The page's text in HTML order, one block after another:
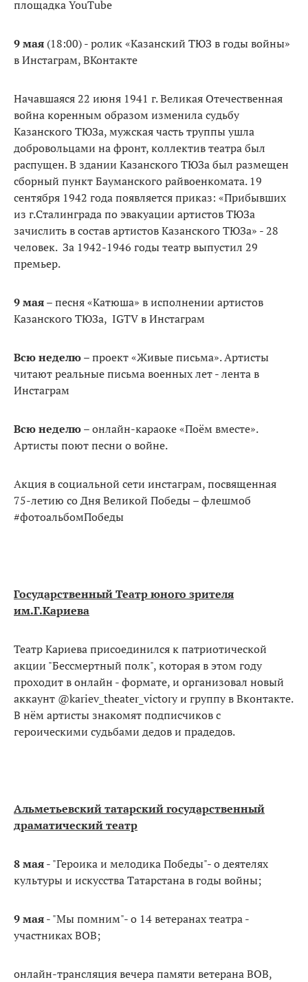
площадка YouTube
9 мая (18:00) - ролик «Казанский ТЮЗ в годы войны»
в Инстаграм, ВКонтакте
Начавшаяся 22 июня 1941 г. Великая Отечественная
война коренным образом изменила судьбу
Казанского ТЮЗа, мужская часть труппы ушла
добровольцами на фронт, коллектив театра был
распущен. В здании Казанского ТЮЗа был размещен
сборный пункт Бауманского райвоенкомата. 19
сентября 1942 года появляется приказ: «Прибывших
из г.Сталинграда по эвакуации артистов ТЮЗа
зачислить в состав артистов Казанского ТЮЗа» - 28
человек. За 1942-1946 годы театр выпустил 29
премьер.
9 мая– песня «Катюша» в исполнении артистов
Казанского ТЮЗа, IGTV в Инстаграм
Всю неделю– проект «Живые письма». Артисты
читают реальные письма военных лет - лента в
Инстаграм
Всю неделю– онлайн-караоке «Поём вместе».
Артисты поют песни о войне.
Акция в социальной сети инстаграм, посвященная
75-летию со Дня Великой Победы – флешмоб
#фотоальбомПобеды
Государственный Театр юного зрителя
им.Г.Кариева
Театр Кариева присоединился к патриотической
акции "Бессмертный полк", которая в этом году
проходит в онлайн - формате, и организовал новый
аккаунт @kariev_theater_victory и группу в Вконтакте.
В нём артисты знакомят подписчиков с
героическими судьбами дедов и прадедов.
Альметьевский татарский государственный
драматический театр
8 мая- "Героика и мелодика Победы"- о деятелях
культуры и искусства Татарстана в годы войны;
9 мая- "Мы помним"- о 14 ветеранах театра -
участниках ВОВ;
онлайн-трансляция вечера памяти ветерана ВОВ,